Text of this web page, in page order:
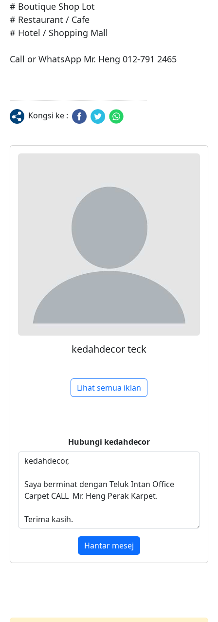
# Boutique Shop Lot
# Restaurant / Cafe
# Hotel / Shopping Mall
Call or WhatsApp Mr. Heng 012-791 2465
Kongsi ke :
kedahdecor teck
Lihat semua iklan
Hubungi kedahdecor
Hantar mesej